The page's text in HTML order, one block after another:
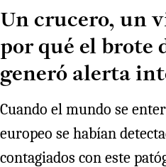
Un crucero, un
por qué el brote
generó alerta
Cuando el mundo se
europeo se habían
contagiados con este